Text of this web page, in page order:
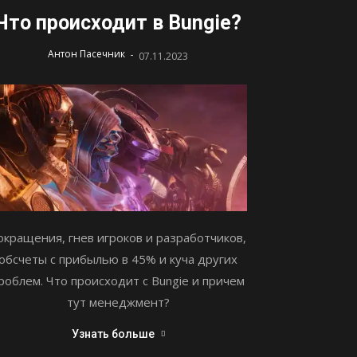
происходит в Bungie?
Антон Пасечник - 07.11.2023
гнев игроков и разработчиков,
с прибылью в 45% и куча других
Что происходит с Bungie и причем
тут менеджмент?
Узнать больше